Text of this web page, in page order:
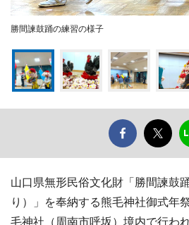
勝間諫鼓踊の練習の様子
山口県無形民俗文化財「勝間諫鼓
り）」を奉納する熊毛神社御式年
毛神社（周南市呼坂）境内で行われ